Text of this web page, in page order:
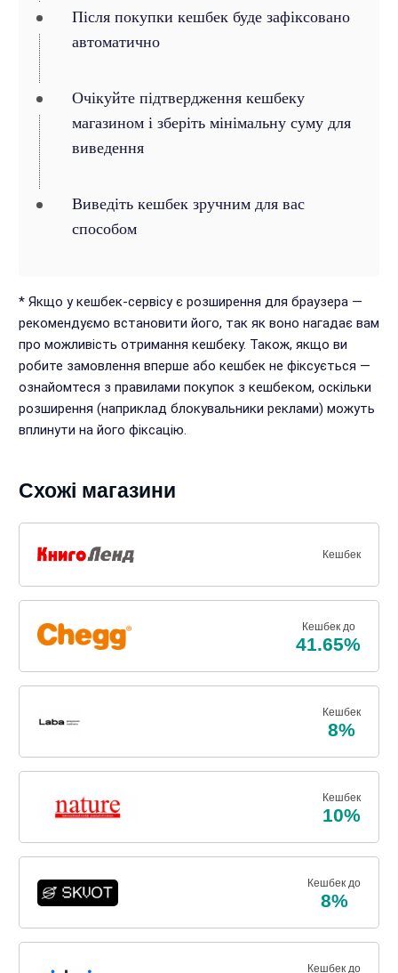
Після покупки кешбек буде зафіксовано
автоматично
Очікуйте підтвердження кешбеку
магазином і зберіть мінімальну суму для
виведення
Виведіть кешбек зручним для вас
способом
* Якщо у кешбек-сервісу є розширення для браузера —
рекомендуємо встановити його, так як воно нагадає вам
про можливість отримання кешбеку. Також, якщо ви
робите замовлення вперше або кешбек не фіксується —
ознайомтеся з правилами покупок з кешбеком, оскільки
розширення (наприклад блокувальники реклами) можуть
вплинути на його фіксацію.
Схожі магазини
Кешбек
Кешбек до
41.65%
Кешбек
8%
Кешбек
10%
Кешбек до
8%
Кешбек до